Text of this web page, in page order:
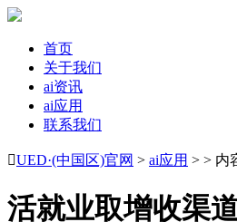
首页
关于我们
ai资讯
ai应用
联系我们
UED·(中国区)官网 > ai应用 > > 内
活就业取增收渠